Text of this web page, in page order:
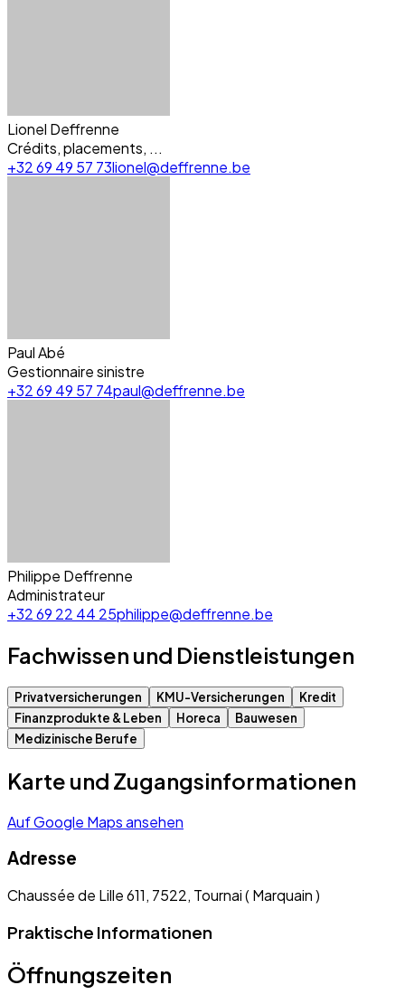
Lionel Deffrenne
Crédits, placements, ...
+32 69 49 57 73lionel@deffrenne.be
Paul Abé
Gestionnaire sinistre
+32 69 49 57 74paul@deffrenne.be
Philippe Deffrenne
Administrateur
+32 69 22 44 25philippe@deffrenne.be
Fachwissen und Dienstleistungen
Privatversicherungen KMU-Versicherungen
Kredit
Finanzprodukte & Leben
Horeca
Bauwesen
Medizinische Berufe
Karte und Zugangsinformationen
Auf Google Maps ansehen
Adresse
Chaussée de Lille 611, 7522, Tournai ( Marquain )
Praktische Informationen
Öffnungszeiten